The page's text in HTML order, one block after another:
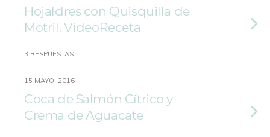
Hojaldres con Quisquilla de
Motril. VideoReceta
3 RESPUESTAS
15 MAYO, 2016
Coca de Salmón Cítrico y
Crema de Aguacate